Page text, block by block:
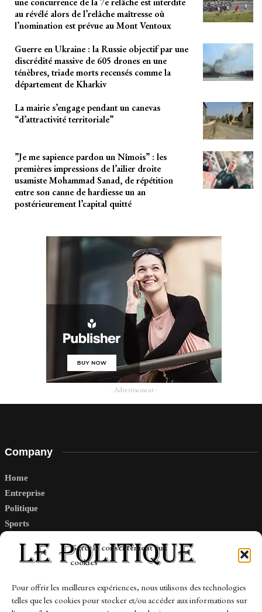
Gérer le consentement aux
cookies
Pour offrir les meilleures expériences, nous utilisons des technologies
telles que les cookies pour stocker et/ou accéder aux informations sur
au révélé alors de l’relâche maîtresse où
l’nomination est prévue au Mont Ventoux
Guerre en Ukraine : la Russie objectif par une
discrédité massive de 605 drones en une
ténèbres, triade morts recensés comme la
département de Kharkiv
La mairie s’engage pendant un canevas
“d’attractivité territoriale”
”Je me sapience pardon un Nîmois” : les
premières impressions de l’ailier droite
usamiste Mohammad Sanad, de répétition
entre son canne de hardiesse un an
postérieurement l’capital quitté
- Advertisement -
Company
Home
Entreprise
Politique
Sports